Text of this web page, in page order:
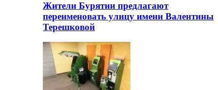
Жители Бурятии предлагают
переименовать улицу имени Валентины
Терешковой